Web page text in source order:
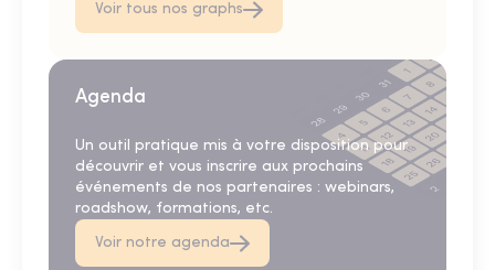
Voir tous nos graphs
Agenda
Un outil pratique mis à votre disposition pour
découvrir et vous inscrire aux prochains
événements de nos partenaires : webinars,
roadshow, formations, etc.
Voir notre agenda